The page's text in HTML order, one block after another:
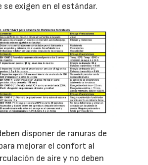
se exigen en el estándar.
disponer de ranuras de
mejorar el confort al
de aire y no deben